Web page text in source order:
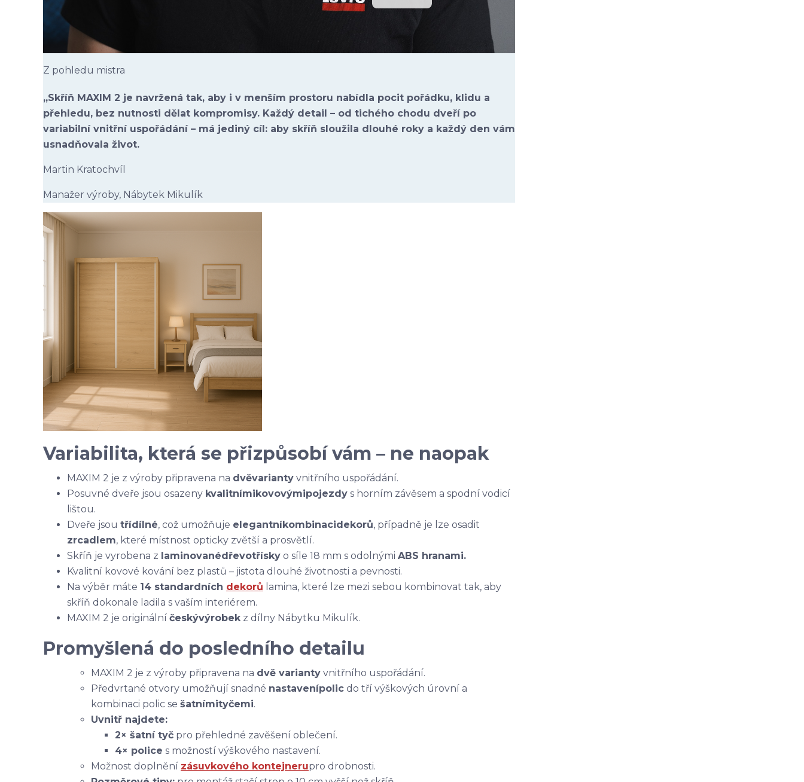
Z pohledu mistra
„Skříň MAXIM 2 je navržená tak, aby i v menším prostoru nabídla pocit pořádku, klidu a
přehledu, bez nutnosti dělat kompromisy. Každý detail – od tichého chodu dveří po
variabilní vnitřní uspořádání – má jediný cíl: aby skříň sloužila dlouhé roky a každý den vám
usnadňovala život.
Martin Kratochvíl
Manažer výroby, Nábytek Mikulík
Variabilita, která se přizpůsobí vám – ne naopak
MAXIM 2 je z výroby připravena na dvěvarianty vnitřního uspořádání.
Posuvné dveře jsou osazeny kvalitnímikovovýmipojezdy s horním závěsem a spodní vodicí
lištou.
Dveře jsou třídílné, což umožňuje elegantníkombinacidekorů, případně je lze osadit
zrcadlem, které místnost opticky zvětší a prosvětlí.
Skříň je vyrobena z laminovanédřevotřísky o síle 18 mm s odolnými ABS hranami.
Kvalitní kovové kování bez plastů – jistota dlouhé životnosti a pevnosti.
Na výběr máte 14 standardních dekorů lamina, které lze mezi sebou kombinovat tak, aby
skříň dokonale ladila s vaším interiérem.
MAXIM 2 je originální českývýrobekz dílny Nábytku Mikulík.
Promyšlená do posledního detailu
MAXIM 2 je z výroby připravena na dvě varianty vnitřního uspořádání.
Předvrtané otvory umožňují snadné nastavenípolic do tří výškových úrovní a
kombinaci polic se šatnímityčemi.
Uvnitř najdete:
2× šatní tyč pro přehledné zavěšení oblečení.
4× police s možností výškového nastavení.
Možnost doplnění zásuvkového kontejnerupro drobnosti.